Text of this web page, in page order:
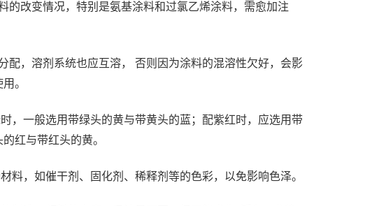
的改变情况，特别是氨基涂料和过氯乙烯涂料，需愈加注
配，溶剂系统也应互溶， 否则因为涂料的混溶性欠好，会影
。
，一般选用带绿头的黄与带黄头的蓝；配紫红时，应选用带
红与带红头的黄。
料，如催干剂、固化剂、稀释剂等的色彩，以免影响色泽。